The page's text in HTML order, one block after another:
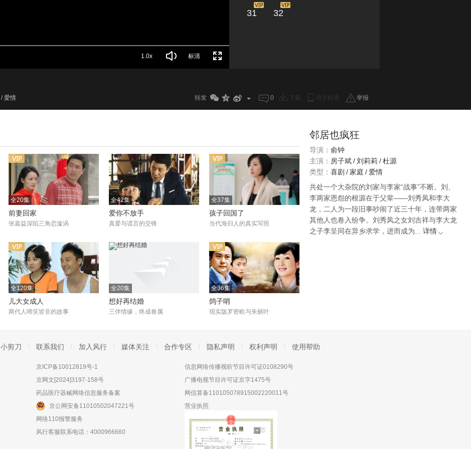
1.0x 标清
31 32
/ 爱情 转发 0 举报
全20集
前妻回家
张嘉益深陷三角恋漩涡
全42集
爱你不放手
真爱与谎言的交锋
全37集
孩子回国了
当代海归人的真实写照
全120集
儿大女成人
两代人啼笑皆非的故事
全20集
想好再结婚
三伴情缘，终成眷属
全36集
鸽子哨
现实版罗密欧与朱丽叶
邻居也疯狂
导演： 俞钟
主演： 房子斌/刘莉莉 /杜源
类型： 喜剧 /家庭 / 爱情
共处一个大杂院的刘家与李家“战事”不断。刘、
李两家恩怨的根源在于父辈——刘秀凤和李大
龙，二人为一段旧事吵闹了近三十年，连带两家
其他人也卷入纷争。刘秀凤之女刘吉祥与李大龙
之子李呈同在异乡求学，进而成为...
详情
小剪刀 联系我们 加入风行 媒体关注 合作专区 隐私声明 权利声明 使用帮助
京ICP备10012819号-1
京网文[2024]3197-158号
药品医疗器械网络信息服务备案
京公网安备11010502047221号
网络110报警服务
风行客服联系电话：4000966660
信息网络传播视听节目许可证0108290号
广播电视节目许可证京字1475号
网信算备110105078915002220011号
营业执照